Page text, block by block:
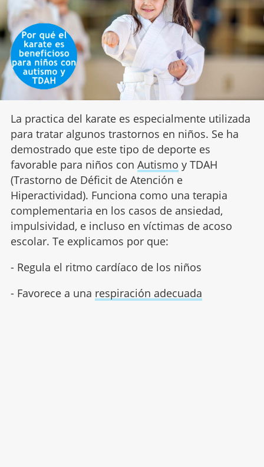
La practica del karate es especialmente utilizada
para tratar algunos trastornos en niños. Se ha
demostrado que este tipo de deporte es
favorable para niños con Autismo y TDAH
(Trastorno de Déficit de Atención e
Hiperactividad). Funciona como una terapia
complementaria en los casos de ansiedad,
impulsividad, e incluso en víctimas de acoso
escolar. Te explicamos por que:
- Regula el ritmo cardíaco de los niños
- Favorece a una respiración adecuada